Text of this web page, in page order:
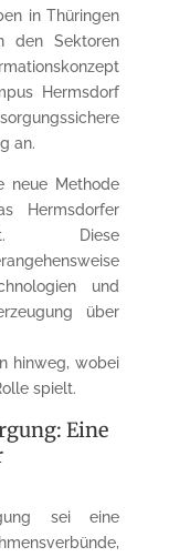
in Thüringen
den Sektoren
Hermsdorf
an.
neue Methode
Hermsdorfer
Diese
und
über
hinweg, wobei
spielt.
Eine
sei eine